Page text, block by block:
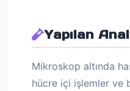
Yapılan
Mikroskop altında
hücre içi işlemler ve